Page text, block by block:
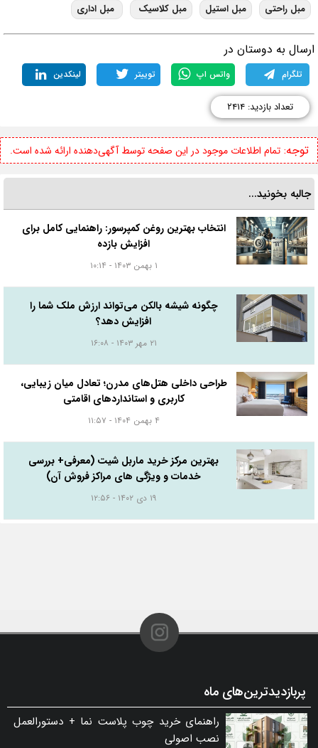
مبل راحتی مبل استیل مبل کلاسیک مبل اداری
به دوستان در
تلگرام واتس اپ توییتر لینکدین
تعداد بازدید: ۲۴۱۴
توجه:تمام اطلاعات موجود در این صفحه توسط آگهی‌دهنده ارائه شده است.
جالبه بخونید...
انتخاب بهترین روغن کمپرسور: راهنمایی کامل برای
افزایش بازده
چگونه شیشه بالکن می‌تواند ارزش ملک شما را
افزایش دهد؟
طراحی داخلی هتل‌های مدرن؛ تعادل میان زیبایی،
کاربری و استانداردهای اقامتی
بهترین مرکز خرید ماربل شیت (معرفی+ بررسی
خدمات و ویژگی های مراکز فروش آن)
پربازدیدترین‌های ماه
راهنمای خرید چوب پلاست نما + دستورالعمل
نصب اصولی